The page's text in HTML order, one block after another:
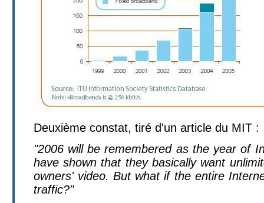
Deuxième constat, tiré d'un article du MIT :
"2006 will be remembered as the year of
have shown that they basically want
owners' video. But what if the entire
traffic?"